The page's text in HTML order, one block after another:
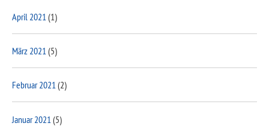
April 2021 (1)
März 2021 (5)
Februar 2021(2)
Januar 2021 (5)